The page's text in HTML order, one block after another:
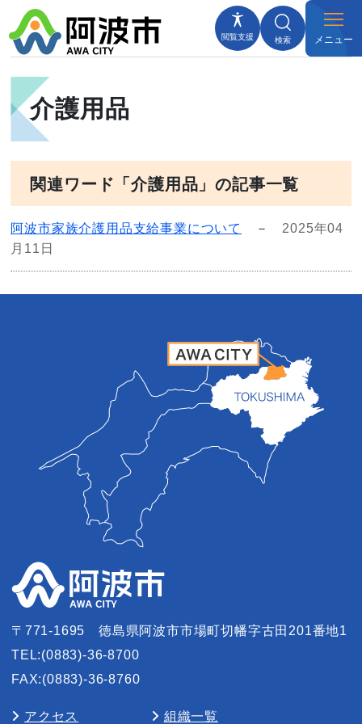
閲覧支援 検索 メニュー
介護用品
関連ワード「介護用品」の記事一覧
阿波市家族介護用品支給事業について － 2025年04
月11日
〒771-1695
徳島県阿波市市場町切幡字古田201番地1
TEL:(0883)-36-8700
FAX:(0883)-36-8760
アクセス 組織一覧